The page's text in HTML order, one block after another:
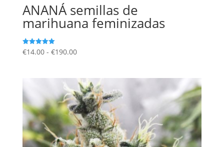
ANANÁ semillas de
marihuana feminizadas
Valorado
con
€14.00 - €190.00Rango
desde
€14.00
hasta
€190.00